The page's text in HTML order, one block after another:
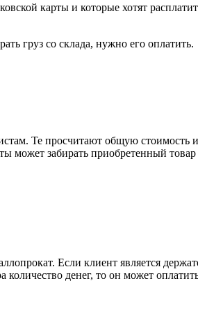
карты и которые хотят
груз со склада, нужно его оплатить.
Те просчитают общую стоимость
может забирать приобретенный товар
Если клиент является
количество денег, то он может